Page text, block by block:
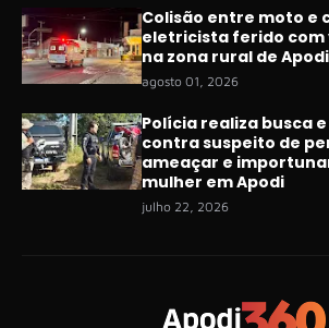
Colisão entre moto e
eletricista ferido
na zona rural de Apodi
agosto 01, 2026
Polícia realiza busca
contra suspeito de
ameaçar e
mulher em Apodi
julho 22, 2026